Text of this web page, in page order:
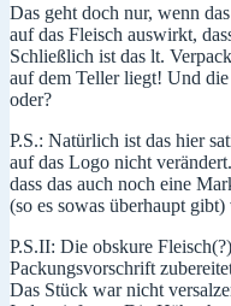
Das geht doch nur, wenn
auf das Fleisch auswirkt,
Schließlich ist das lt.
auf dem Teller liegt! Und
oder?
P.S.: Natürlich ist das hier
auf das Logo nicht
dass das auch noch eine
(so es sowas überhaupt gibt)
P.S.II: Die obskure
Packungsvorschrift
Das Stück war nicht